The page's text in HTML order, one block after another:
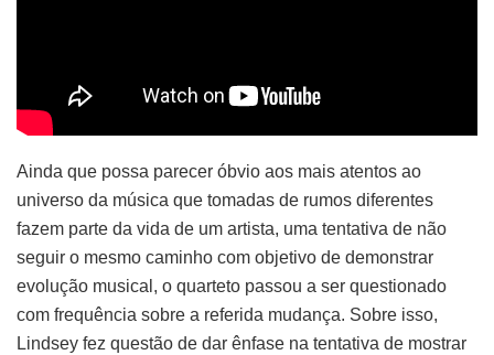
Ainda que possa parecer óbvio aos mais atentos ao
universo da música que tomadas de rumos diferentes
fazem parte da vida de um artista, uma tentativa de não
seguir o mesmo caminho com objetivo de demonstrar
evolução musical, o quarteto passou a ser questionado
com frequência sobre a referida mudança. Sobre isso,
Lindsey fez questão de dar ênfase na tentativa de mostrar